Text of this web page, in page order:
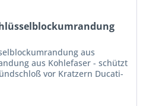
aus
aus Kohlefaser - schützt
vor Kratzern Ducati-